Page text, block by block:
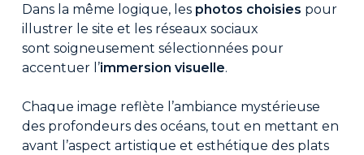
Dans la même logique, les photos choisies pour
illustrer le site et les réseaux sociaux
sont soigneusement sélectionnées pour
accentuer l’immersion visuelle.
Chaque image reflète l’ambiance mystérieuse
des profondeurs des océans, tout en mettant en
avant l’aspect artistique et esthétique des plats